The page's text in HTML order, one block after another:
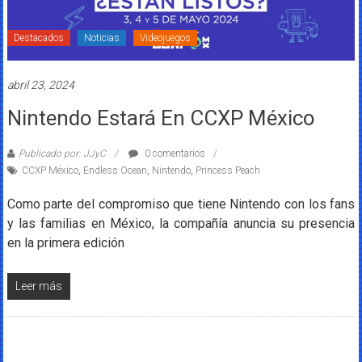
Destacados Noticias Videojuegos
abril 23, 2024
Nintendo Estará En CCXP México
Publicado por: JJyC
0 comentarios
CCXP México, Endless Ocean, Nintendo, Princess Peach
Como parte del compromiso que tiene Nintendo con los fans
y las familias en México, la compañía anuncia su presencia
en la primera edición
Leer más